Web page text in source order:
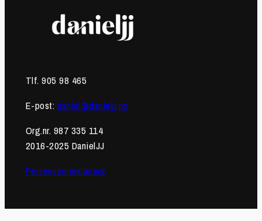
Tlf. 905 98 465
E-post: daniel@danieljj.no
Org.nr. 987 335 114
2016-2025 DanielJJ
Personvernerklæring